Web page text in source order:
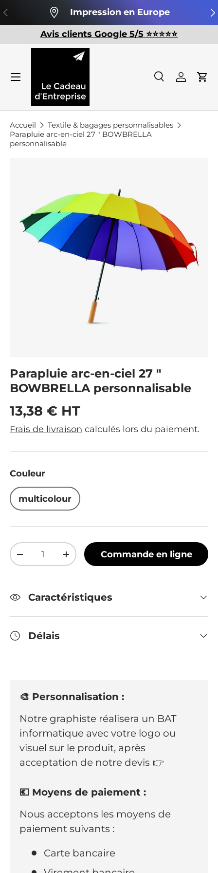
Aller au contenu
Précédent Impression en Europe
Avis clients Google 5/5 ⭐️⭐️⭐️⭐️⭐️
Recherche
Recherche
Se
Accueil
Textile & bagages personnalisables
Parapluie arc-en-ciel 27 " BOWBRELLA
personnalisable
Parapluie arc-en-ciel 27 "
BOWBRELLA personnalisable
Prix habituel
13,38 € HT
Frais de livraison calculés lors du paiement.
Couleur
multicolour
Qté
Diminuer la quantité
Augmenter la quantité
Commande en ligne
Caractéristiques
Délais
🎨 Personnalisation :
Notre graphiste réalisera un BAT
informatique avec votre logo ou
visuel sur le produit, après
acceptation de notre devis 👉
💶 Moyens de paiement :
Nous acceptons les moyens de
paiement suivants :
Carte bancaire